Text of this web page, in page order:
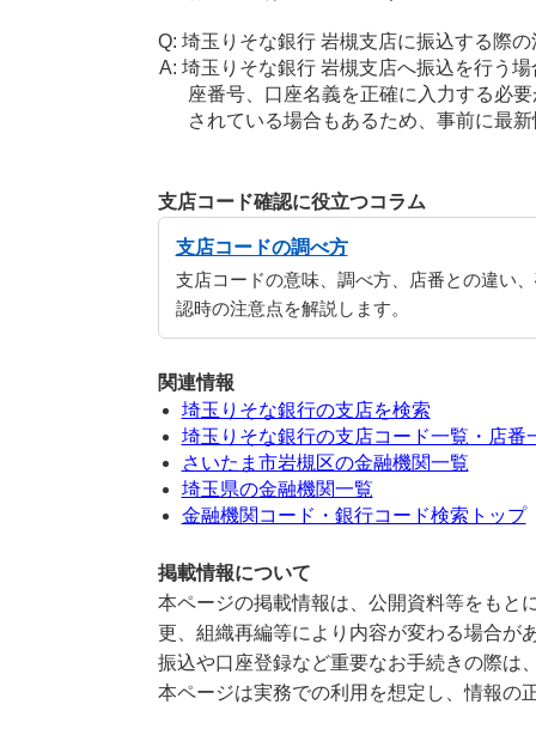
埼玉りそな銀行 岩槻支店に振込する際
埼玉りそな銀行 岩槻支店へ振込を行う
座番号、口座名義を正確に入力する必
されている場合もあるため、事前に最
支店コード確認に役立つコラム
支店コードの調べ方
支店コードの意味、調べ方、店番との違い
認時の注意点を解説します。
関連情報
埼玉りそな銀行の支店を検索
埼玉りそな銀行の支店コード一覧・店番
さいたま市岩槻区の金融機関一覧
埼玉県の金融機関一覧
金融機関コード・銀行コード検索トップ
掲載情報について
本ページの掲載情報は、公開資料等をもと
更、組織再編等により内容が変わる場合が
振込や口座登録など重要なお手続きの際は
本ページは実務での利用を想定し、情報の